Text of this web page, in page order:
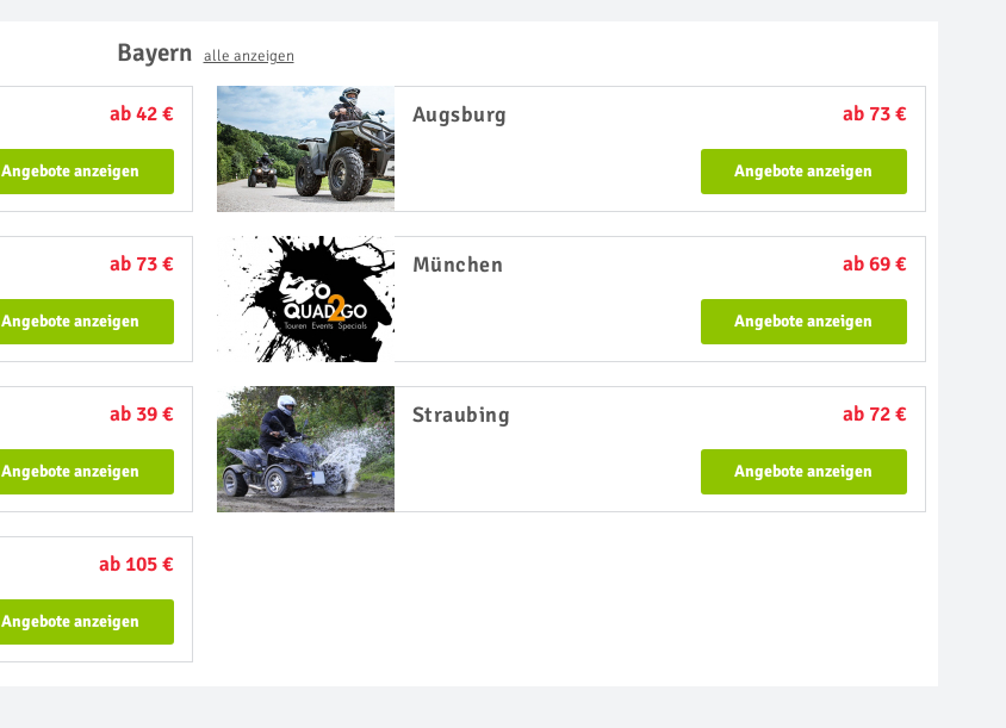
Bayern alle anzeigen
ab 42 €
Angebote anzeigen
Augsburg ab 73 €
Angebote anzeigen
ab 73 €
Angebote anzeigen
München ab 69 €
Angebote anzeigen
ab 39 €
Angebote anzeigen
Straubing ab 72 €
Angebote anzeigen
ab 105 €
Angebote anzeigen